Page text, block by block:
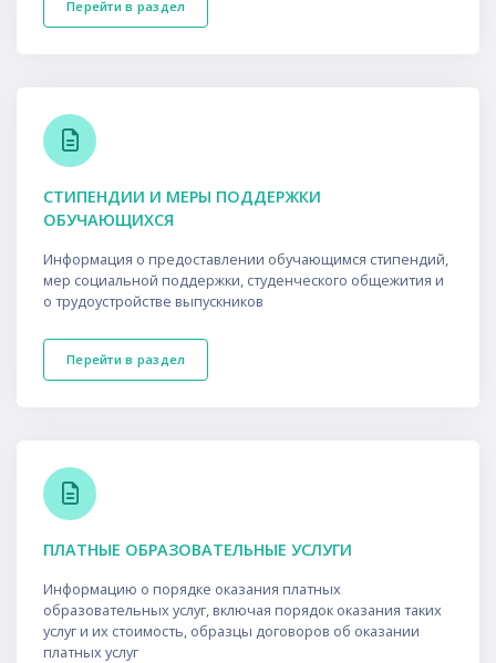
Перейти в раздел
СТИПЕНДИИ И МЕРЫ ПОДДЕРЖКИ
ОБУЧАЮЩИХСЯ
Информация о предоставлении обучающимся стипендий,
мер социальной поддержки, студенческого общежития и
о трудоустройстве выпускников
Перейти в раздел
ПЛАТНЫЕ ОБРАЗОВАТЕЛЬНЫЕ УСЛУГИ
Информацию о порядке оказания платных
образовательных услуг, включая порядок оказания таких
услуг и их стоимость, образцы договоров об оказании
платных услуг